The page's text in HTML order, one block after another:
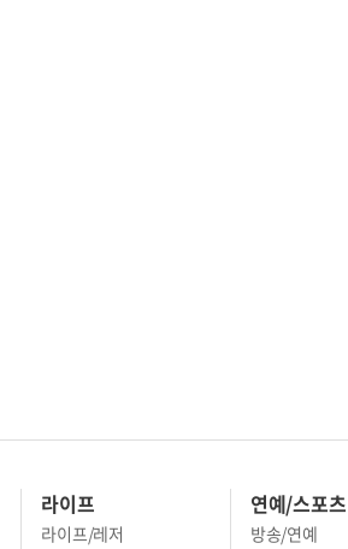
라이프
라이프/레저
연예/스포츠
방송/연예